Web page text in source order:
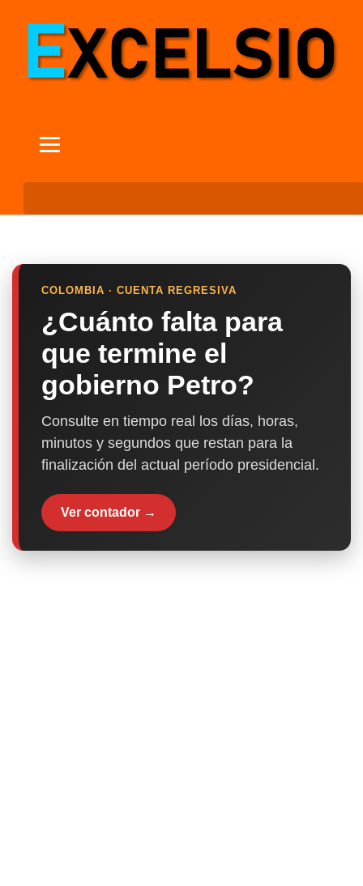
COLOMBIA · CUENTA REGRESIVA
¿Cuánto falta para
que termine el
gobierno Petro?
Consulte en tiempo real los días, horas,
minutos y segundos que restan para la
finalización del actual período presidencial.
Ver contador →